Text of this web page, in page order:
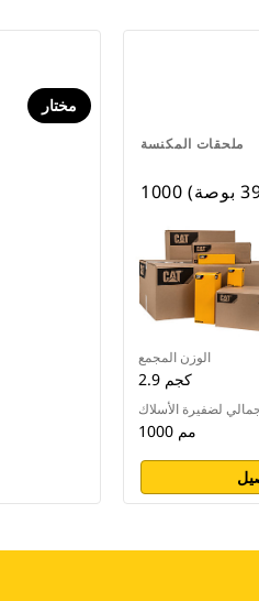
مختار
ملحقات المكنسة
الوزن المجمع
2.9 كجم
لضفيرة الأسلاك
1000 مم